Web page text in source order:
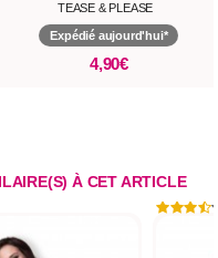
TEASE & PLEASE
Expédié aujourd'hui*
4,90€
À CET ARTICLE